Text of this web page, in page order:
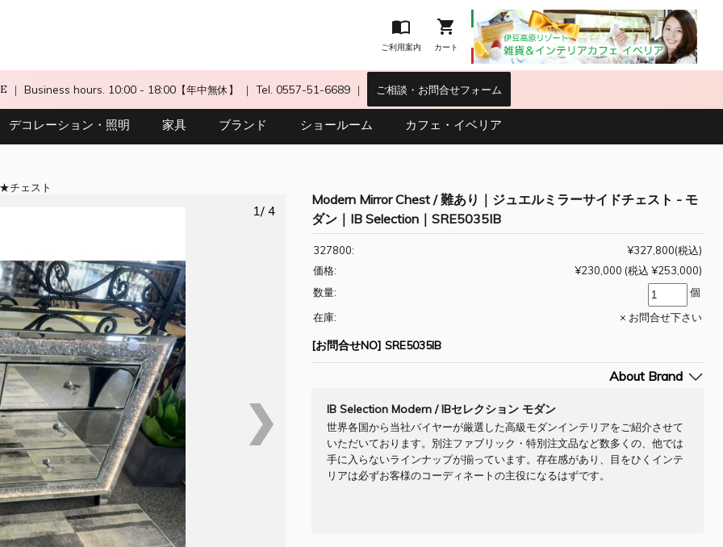

ご利用案内

カート
｜ Business hours. 10:00 - 18:00【年中無休】 ｜ Tel. 0557-51-6689｜ ご相談・お問合せフォーム
デコレーション・照明 家具 ブランド ショールーム カフェ・イベリア
チェスト
Modern Mirror Chest / 難あり｜ジュエルミラーサイドチェスト - モ
ダン｜IB Selection｜SRE5035IB
327800: ¥327,800(税込)
価格:
¥230,000 (税込 ¥253,000)
数量:
個
在庫:
× お問合せ下さい
1/ 4
❯
[お問合せNO] SRE5035IB
About Brand
IB Selection Modern / IBセレクション モダン
世界各国から当社バイヤーが厳選した高級モダンインテリアをご紹介させて
いただいております。別注ファブリック・特別注文品など数多くの、他では
手に入らないラインナップが揃っています。存在感があり、目をひくインテ
リアは必ずお客様のコーディネートの主役になるはずです。